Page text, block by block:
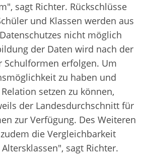
sagt Richter. Rückschlüsse
und Klassen werden aus
nicht möglich
der Daten wird nach der
Schulformen erfolgen. Um
zu haben und
setzen zu können,
der Landesdurchschnitt für
zur Verfügung. Des Weiteren
die Vergleichbarkeit
sagt Richter.